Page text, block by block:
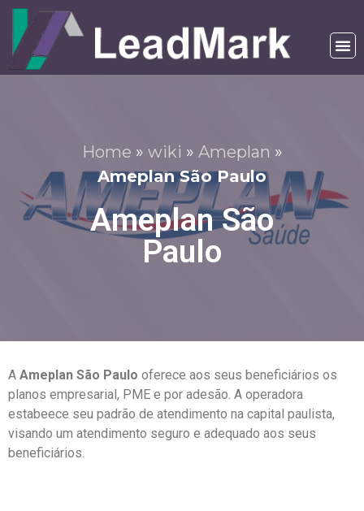
Home » wiki » Ameplan »
Ameplan São Paulo
Ameplan São
Paulo
A Ameplan São Paulo oferece aos seus beneficiários os
planos empresarial, PME e por adesão. A operadora
estabeece seu padrão de atendimento na capital paulista,
visando um atendimento seguro e adequado aos seus
beneficiários.